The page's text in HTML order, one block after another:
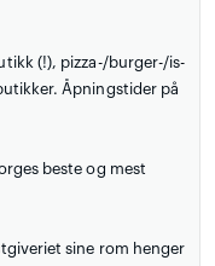
(!), pizza-/burger-/is-
Åpningstider på
beste og mest
sine rom henger